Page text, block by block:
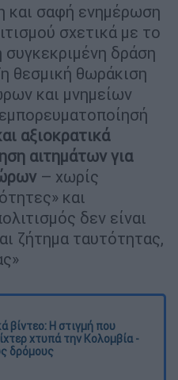
και σαφή ενημέρωση
σχετικά με το
συγκεκριμένη δράση
θεσμική θωράκιση
και μνημείων
αξιοκρατικά
αιτημάτων για
– χωρίς
και
δεν είναι
ζήτημα ταυτότητας,
βίντεο: Η στιγμή που
χτυπά την Κολομβία -
δρόμους